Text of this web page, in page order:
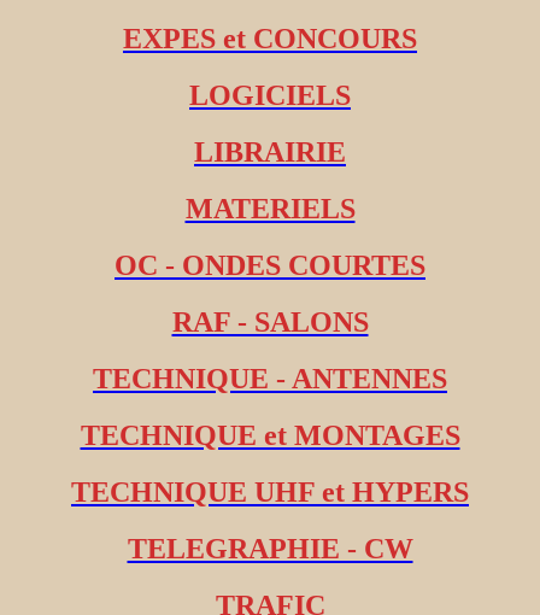
EXPES et CONCOURS
LOGICIELS
LIBRAIRIE
MATERIELS
OC - ONDES COURTES
RAF - SALONS
TECHNIQUE - ANTENNES
TECHNIQUE et MONTAGES
TECHNIQUE UHF et HYPERS
TELEGRAPHIE - CW
TRAFIC